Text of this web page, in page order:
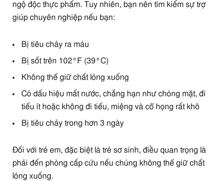
ngộ độc thực phẩm. Tuy nhiên, bạn nên tìm kiếm sự trợ
giúp chuyên nghiệp nếu bạn:
Bị tiêu chảy ra máu
Bị sốt trên 102°F (39°C)
Không thể giữ chất lỏng xuống
Có dấu hiệu mất nước, chẳng hạn như chóng mặt, đi
tiểu ít hoặc không đi tiểu, miệng và cổ họng rất khô
Bị tiêu chảy trong hơn 3 ngày
Đối với trẻ em, đặc biệt là trẻ sơ sinh, điều quan trọng là
phải đến phòng cấp cứu nếu chúng không thể giữ chất
lỏng xuống.